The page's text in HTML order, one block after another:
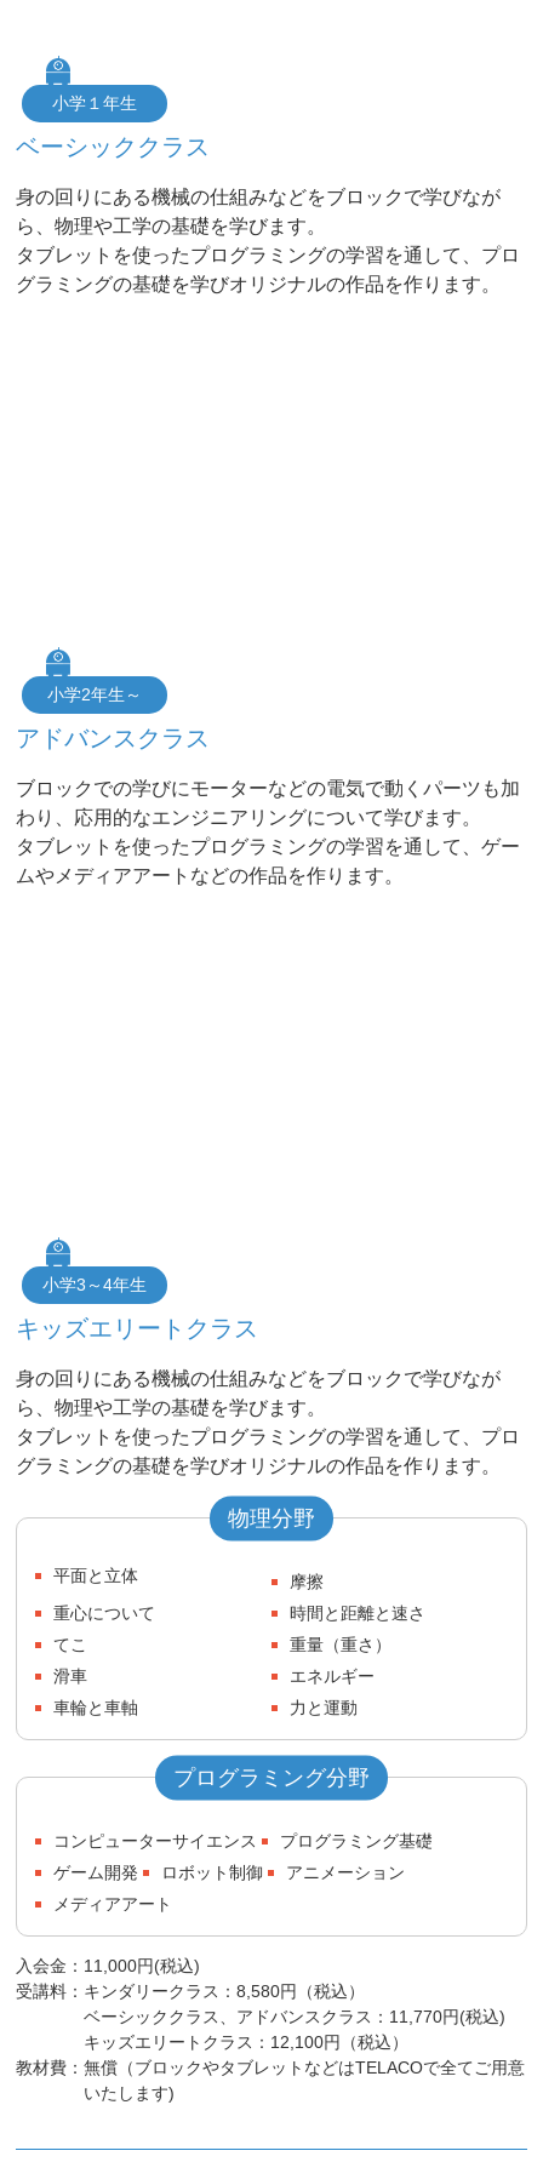
小学１年生
ベーシッククラス
身の回りにある機械の仕組みなどをブロックで学びなが
ら、物理や工学の基礎を学びます。
タブレットを使ったプログラミングの学習を通して、プロ
グラミングの基礎を学びオリジナルの作品を作ります。
小学2年生～
アドバンスクラス
ブロックでの学びにモーターなどの電気で動くパーツも加
わり、応用的なエンジニアリングについて学びます。
タブレットを使ったプログラミングの学習を通して、ゲー
ムやメディアアートなどの作品を作ります。
小学3～4年生
キッズエリートクラス
身の回りにある機械の仕組みなどをブロックで学びなが
ら、物理や工学の基礎を学びます。
タブレットを使ったプログラミングの学習を通して、プロ
グラミングの基礎を学びオリジナルの作品を作ります。
物理分野
平面と立体
摩擦
重心について
時間と距離と速さ
てこ
重量（重さ）
滑車
エネルギー
車輪と車軸
力と運動
プログラミング分野
コンピューターサイエンス
プログラミング基礎
ゲーム開発
ロボット制御
アニメーション
メディアアート
入会金： 11,000円(税込)
受講料： キンダリークラス：8,580円（税込）
ベーシッククラス、アドバンスクラス：11,770円(税込)
キッズエリートクラス：12,100円（税込）
教材費：無償（ブロックやタブレットなどはTELACOで全てご用意
いたします)